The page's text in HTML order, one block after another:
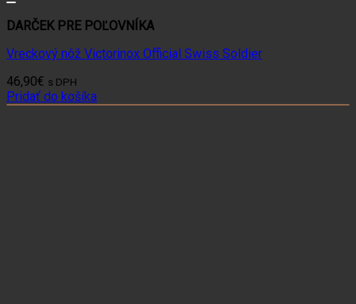
DARČEK PRE POĽOVNÍKA
Vreckový nôž Victorinox Official Swiss Soldier
46,90€ s DPH
Pridať do košíka